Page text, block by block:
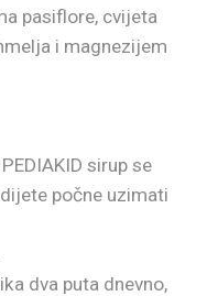
pasiflore, cvijeta
i magnezijem
sirup se
počne uzimati
dva puta dnevno,